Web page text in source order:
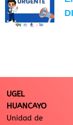
UGEL
HUANCAYO
Unidad de